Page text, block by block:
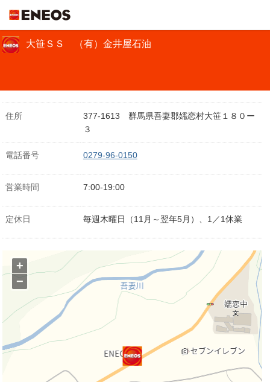
大笹ＳＳ （有）金井屋石油
住所
377-1613 群馬県吾妻郡嬬恋村大笹１８０ー
３
電話番号 0279-96-0150
営業時間 7:00-19:00
定休日 毎週木曜日（11月～翌年5月）、1／1休業
+
−